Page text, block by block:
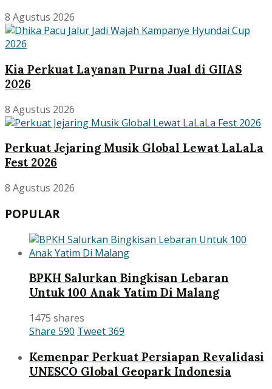
8 Agustus 2026
Kia Perkuat Layanan Purna Jual di GIIAS
2026
8 Agustus 2026
Perkuat Jejaring Musik Global Lewat LaLaLa
Fest 2026
8 Agustus 2026
POPULAR
BPKH Salurkan Bingkisan Lebaran
Untuk 100 Anak Yatim Di Malang
1475 shares
Share 590 Tweet369
Kemenpar Perkuat Persiapan Revalidasi
UNESCO Global Geopark Indonesia